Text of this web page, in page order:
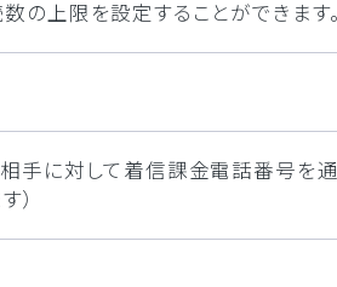
の上限を設定することができます。
手に対して着信課金電話番号を通
）